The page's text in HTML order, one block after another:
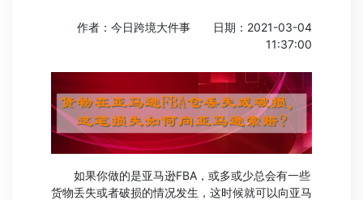
作者：今日跨境大件事
日期：2021-03-04
11:37:00
如果你做的是亚马逊FBA，或多或少总会有一些
货物丢失或者破损的情况发生，这时候就可以向亚马